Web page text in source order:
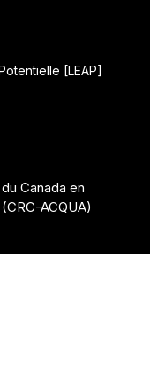
[LEAP]
Canada en
ACQUA)